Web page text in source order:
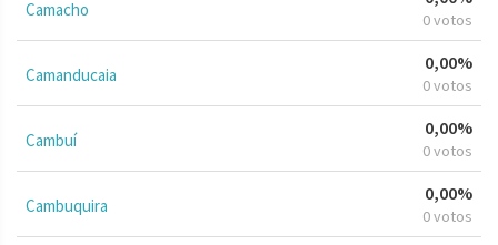
Camacho 0 votos
Camanducaia
0,00%
0 votos
Cambuí
0,00%
0 votos
Cambuquira
0,00%
0 votos